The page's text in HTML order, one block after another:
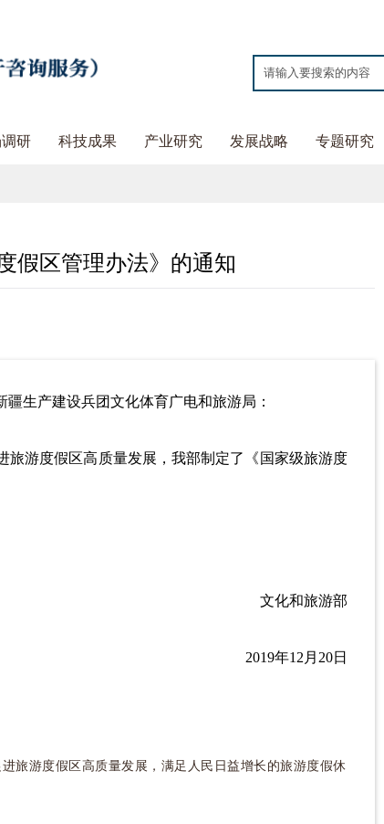
研 科技成果 产业研究 发展战略 专题研究
假区管理办法》的通知
生产建设兵团文化体育广电和旅游局：
旅游度假区高质量发展，我部制定了《国家级旅游度
文化和旅游部
2019年12月 20日
旅游度假区高质量发展，满足人民日益增长的旅游度假休